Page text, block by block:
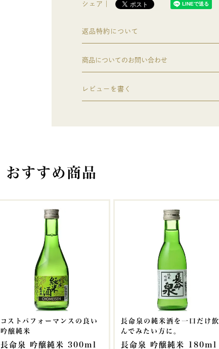
シェア｜
返品特約について
商品についてのお問い合わせ
レビューを書く
おすすめ商品
コストパフォーマンスの良い
吟醸純米
長命泉 吟醸純米 300ml
長命泉の純米酒を一口だけ飲
んでみたい方に。
長命泉 吟醸純米 180ml